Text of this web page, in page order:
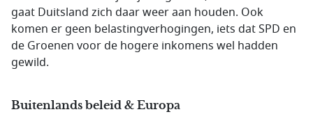
gaat Duitsland zich daar weer aan houden. Ook
komen er geen belastingverhogingen, iets dat SPD en
de Groenen voor de hogere inkomens wel hadden
gewild.
Buitenlands beleid & Europa